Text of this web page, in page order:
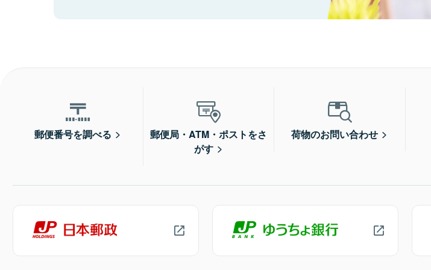
郵便番号を調べる
郵便局・ATM・ポストをさ
がす
荷物のお問い合わせ